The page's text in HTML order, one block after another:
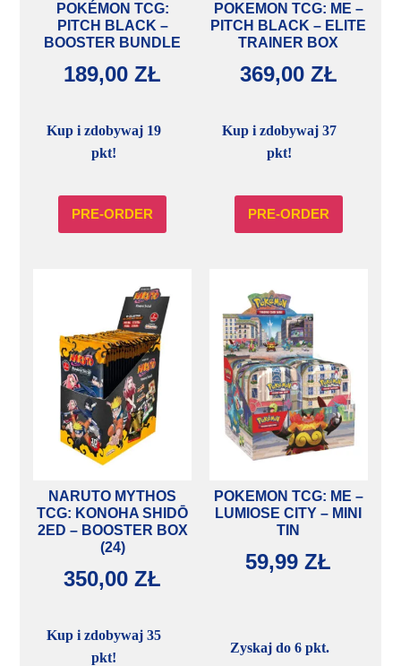
POKÉMON TCG:
PITCH BLACK –
BOOSTER BUNDLE
189,00ZŁ
Kup i zdobywaj 19
pkt!
PRE-ORDER
POKEMON TCG: ME –
PITCH BLACK – ELITE
TRAINER BOX
369,00 ZŁ
Kup i zdobywaj 37
pkt!
PRE-ORDER
NARUTO MYTHOS
TCG: KONOHA SHIDŌ
2ED – BOOSTER BOX
(24)
350,00ZŁ
Kup i zdobywaj 35
pkt!
POKEMON TCG: ME –
LUMIOSE CITY – MINI
TIN
59,99ZŁ
Zyskaj do 6 pkt.